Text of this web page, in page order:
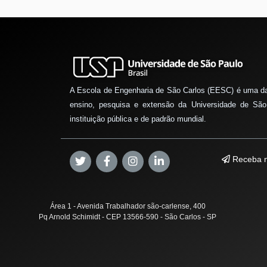
A Escola de Engenharia de São Carlos (EESC) é uma
ensino, pesquisa e extensão da Universidade de
instituição pública e de padrão mundial.
Receba
Área 1 - Avenida Trabalhador são-carlense, 400
Pq Arnold Schimidt - CEP 13566-590 - São Carlos - SP